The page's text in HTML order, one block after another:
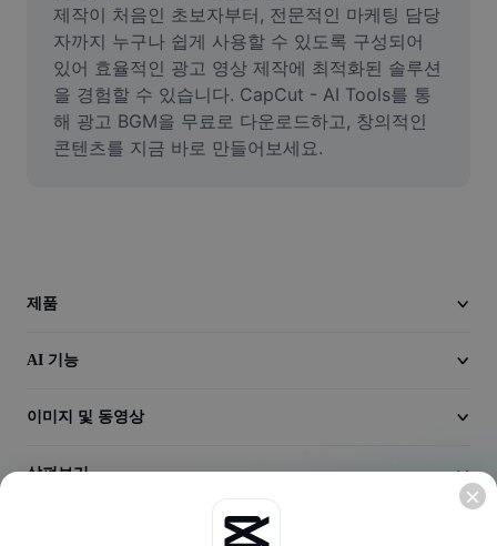
동영상
동영상 배경 삭제
품질 보정
동영상에 자막 추가
제작이 처음인 초보자부터, 전문적인 마케팅 담당
자까지 누구나 쉽게 사용할 수 있도록 구성되어
있어 효율적인 광고 영상 제작에 최적화된 솔루션
을 경험할 수 있습니다. CapCut - AI Tools를 통
해 광고 BGM을 무료로 다운로드하고, 창의적인
콘텐츠를 지금 바로 만들어보세요.
제품
AI 기능
이미지 및 동영상
살펴보기